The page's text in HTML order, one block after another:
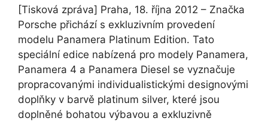
[Tisková zpráva] Praha, 18. října 2012 – Značka
Porsche přichází s exkluzivním provedení
modelu Panamera Platinum Edition. Tato
speciální edice nabízená pro modely Panamera,
Panamera 4 a Panamera Diesel se vyznačuje
propracovanými individualistickými designovými
doplňky v barvě platinum silver, které jsou
doplněné bohatou výbavou a exkluzivně